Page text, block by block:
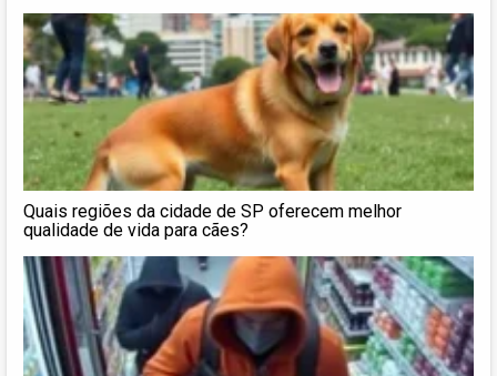
Quais regiões da cidade de SP oferecem melhor
qualidade de vida para cães?